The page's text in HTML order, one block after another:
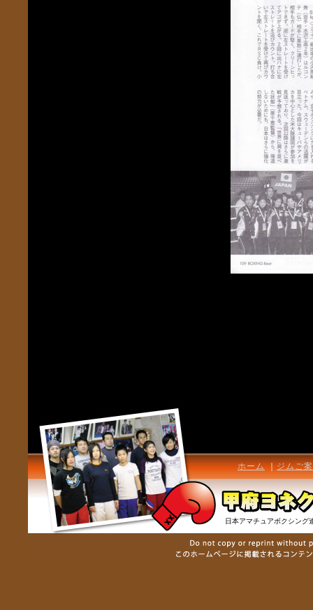
ホーム｜ジムご
日本アマチュアボクシング